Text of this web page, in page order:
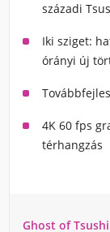
századi
Iki sziget:
órányi új
4K 60 fps
térhangzás
Ghost of